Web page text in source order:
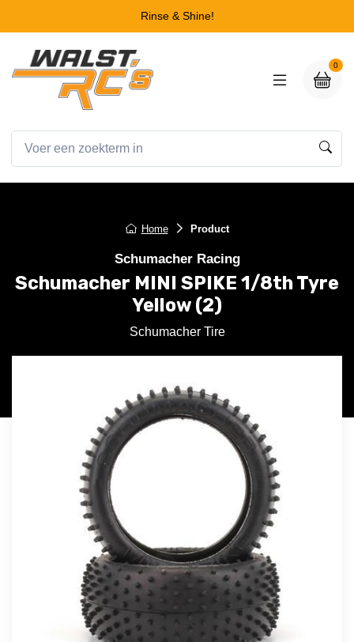
Rinse & Shine!
0
Home Product
Schumacher Racing
Schumacher MINI SPIKE 1/8th Tyre
Yellow (2)
Schumacher Tire